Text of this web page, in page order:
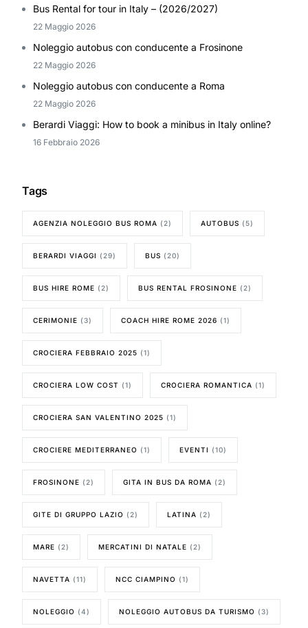
Bus Rental for tour in Italy – (2026/2027)
22 Maggio 2026
Noleggio autobus con conducente a Frosinone
22 Maggio 2026
Noleggio autobus con conducente a Roma
22 Maggio 2026
Berardi Viaggi: How to book a minibus in Italy online?
16 Febbraio 2026
Tags
AGENZIA NOLEGGIO BUS ROMA (2) AUTOBUS (5)
BERARDI VIAGGI (29) BUS (20)
BUS HIRE ROME (2) BUS RENTAL FROSINONE (2)
CERIMONIE (3) COACH HIRE ROME 2026 (1)
CROCIERA FEBBRAIO 2025 (1)
CROCIERA LOW COST (1) CROCIERA ROMANTICA (1)
CROCIERA SAN VALENTINO 2025 (1)
CROCIERE MEDITERRANEO (1) EVENTI (10)
FROSINONE (2) GITA IN BUS DA ROMA (2)
GITE DI GRUPPO LAZIO (2) LATINA (2)
MARE (2) MERCATINI DI NATALE (2)
NAVETTA (11) NCC CIAMPINO (1)
NOLEGGIO (4) NOLEGGIO AUTOBUS DA TURISMO (3)